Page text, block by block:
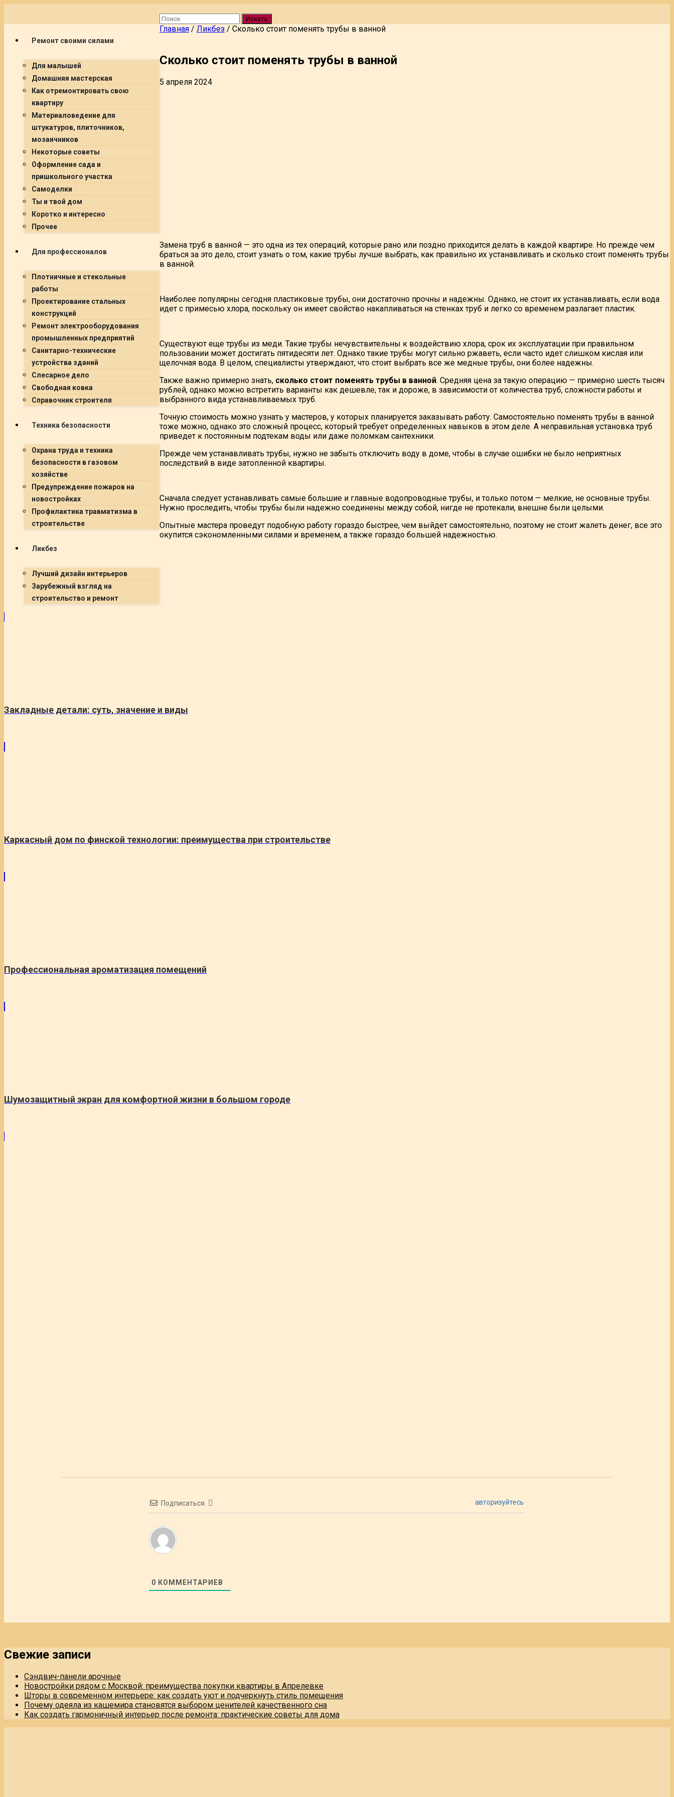
Ремонт своими силами
Для малышей
Домашняя мастерская
Как отремонтировать свою
квартиру
Материаловедение для
штукатуров, плиточников,
мозаичников
Некоторые советы
Оформление сада и
пришкольного участка
Самоделки
Ты и твой дом
Коротко и интересно
Прочее
Для профессионалов
Плотничные и стекольные
работы
Проектирование стальных
конструкций
Ремонт электрооборудования
промышленных предприятий
Санитарно-технические
устройства зданий
Слесарное дело
Свободная ковка
Справочник строителя
Техника безопасности
Охрана труда и техника
безопасности в газовом
хозяйстве
Предупреждение пожаров на
новостройках
Профилактика травматизма в
строительстве
Ликбез
Лучший дизайн интерьеров
Зарубежный взгляд на
строительство и ремонт
Искать
Главная / Ликбез / Сколько стоит поменять трубы в ванной
Сколько стоит поменять трубы в ванной
5 апреля 2024
Замена труб в ванной — это одна из тех операций, которые рано или поздно приходится делать в каждой квартире. Но прежде чем
браться за это дело, стоит узнать о том, какие трубы лучше выбрать, как правильно их устанавливать и сколько стоит поменять трубы
в ванной.
Наиболее популярны сегодня пластиковые трубы, они достаточно прочны и надежны. Однако, не стоит их устанавливать, если вода
идет с примесью хлора, поскольку он имеет свойство накапливаться на стенках труб и легко со временем разлагает пластик.
Существуют еще трубы из меди. Такие трубы нечувствительны к воздействию хлора, срок их эксплуатации при правильном
пользовании может достигать пятидесяти лет. Однако такие трубы могут сильно ржаветь, если часто идет слишком кислая или
щелочная вода. В целом, специалисты утверждают, что стоит выбрать все же медные трубы, они более надежны.
Также важно примерно знать, сколько стоит поменять трубы в ванной. Средняя цена за такую операцию — примерно шесть тысяч
рублей, однако можно встретить варианты как дешевле, так и дороже, в зависимости от количества труб, сложности работы и
выбранного вида устанавливаемых труб.
Точную стоимость можно узнать у мастеров, у которых планируется заказывать работу. Самостоятельно поменять трубы в ванной
тоже можно, однако это сложный процесс, который требует определенных навыков в этом деле. А неправильная установка труб
приведет к постоянным подтекам воды или даже поломкам сантехники.
Прежде чем устанавливать трубы, нужно не забыть отключить воду в доме, чтобы в случае ошибки не было неприятных
последствий в виде затопленной квартиры.
Сначала следует устанавливать самые большие и главные водопроводные трубы, и только потом — мелкие, не основные трубы.
Нужно проследить, чтобы трубы были надежно соединены между собой, нигде не протекали, внешне были целыми.
Опытные мастера проведут подобную работу гораздо быстрее, чем выйдет самостоятельно, поэтому не стоит жалеть денег, все это
окупится сэкономленными силами и временем, а также гораздо большей надежностью.
Закладные детали: суть, значение и виды
Каркасный дом по финской технологии: преимущества при строительстве
Профессиональная ароматизация помещений
Шумозащитный экран для комфортной жизни в большом городе
Подписаться авторизуйтесь
0 КОММЕНТАРИЕВ
Свежие записи
Сэндвич-панели арочные
Новостройки рядом с Москвой: преимущества покупки квартиры в Апрелевке
Шторы в современном интерьере: как создать уют и подчеркнуть стиль помещения
Почему одеяла из кашемира становятся выбором ценителей качественного сна
Как создать гармоничный интерьер после ремонта: практические советы для дома